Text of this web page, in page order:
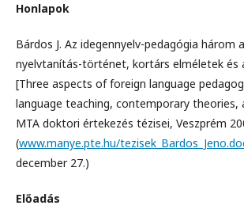
Honlapok
Bárdos J. Az idegennyelv-pedagógia három
nyelvtanítás-történet, kortárs elméletek és
[Three aspects of foreign language
language teaching, contemporary theories,
MTA doktori értekezés tézisei, Veszprém
(www.manye.pte.hu/
december 27.)
Előadás